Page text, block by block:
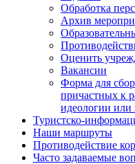
Обработка
Архив
Оценить
Вакансии
Форма для
причастных к
идеологии
Туристско-
Наши маршруты
Противодействие
Часто задаваемые